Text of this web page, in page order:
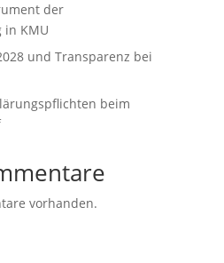
der
KMU
und Transparenz bei
beim
vorhanden.